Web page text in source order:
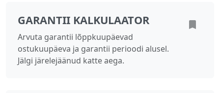
GARANTII KALKULAATOR
Arvuta garantii lõppkuupäevad
ostukuupäeva ja garantii perioodi alusel.
Jälgi järelejäänud katte aega.